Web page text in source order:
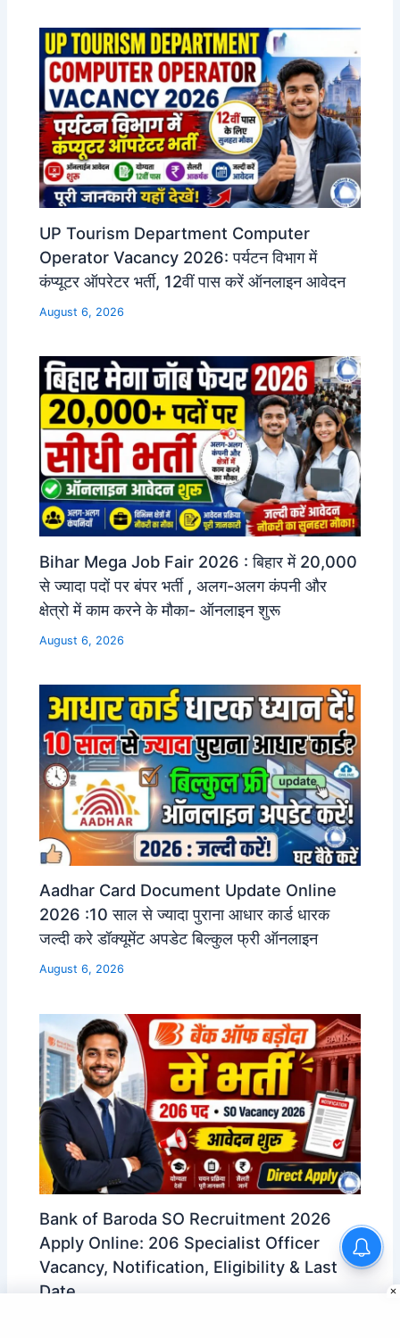
UP Tourism Department Computer
Operator Vacancy 2026: पर्यटन विभाग में
कंप्यूटर ऑपरेटर भर्ती, 12वीं पास करें ऑनलाइन आवेदन
August 6, 2026
Bihar Mega Job Fair 2026 : बिहार में 20,000
से ज्यादा पदों पर बंपर भर्ती , अलग-अलग कंपनी और
क्षेत्रो में काम करने के मौका- ऑनलाइन शुरू
August 6, 2026
Aadhar Card Document Update Online
2026 :10 साल से ज्यादा पुराना आधार कार्ड धारक
जल्दी करे डॉक्यूमेंट अपडेट बिल्कुल फ्री ऑनलाइन
August 6, 2026
Bank of Baroda SO Recruitment 2026
Apply Online: 206 Specialist Officer
Vacancy, Notification, Eligibility & Last
Date
UP Tourism Department
Computer Operator Vacancy
2026 | 12वीं पास भर्ती